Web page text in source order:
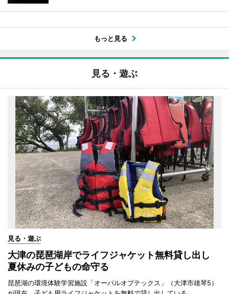
もっと見る
見る・遊ぶ
見る・遊ぶ
大津の琵琶湖岸でライフジャケット無料貸し出し
夏休みの子どもの命守る
琵琶湖の環境体験学習施設「オーパルオプテックス」（大津市雄琴5）